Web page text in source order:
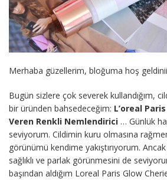
Merhaba güzellerim, bloğuma hoş
Bugün sizlere çok severek kullandığım,
bir üründen bahsedeceğim: L’oreal
Veren Renkli Nemlendirici … Günlük
seviyorum. Cildimin kuru olmasına
görünümü kendime yakıştırıyorum.
sağlıklı ve parlak görünmesini de
başından aldığım Loreal Paris Glow